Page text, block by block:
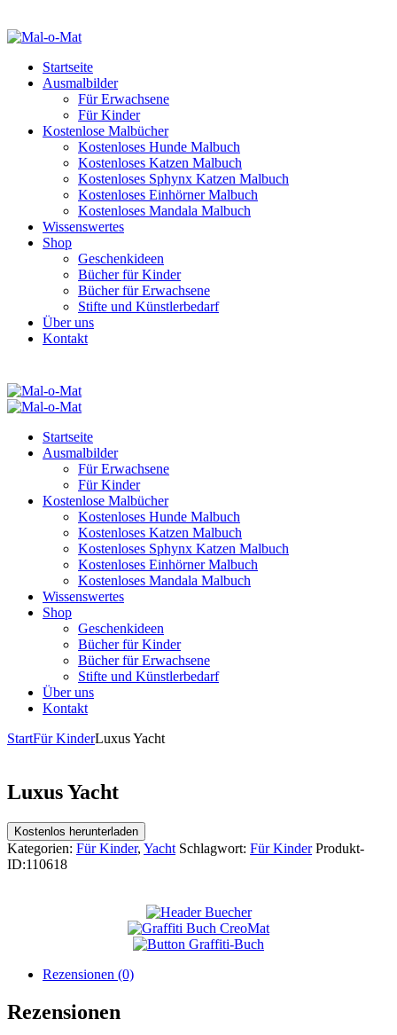
Startseite
Ausmalbilder
Für Erwachsene
Für Kinder
Kostenlose Malbücher
Kostenloses Hunde Malbuch
Kostenloses Katzen Malbuch
Kostenloses Sphynx Katzen Malbuch
Kostenloses Einhörner Malbuch
Kostenloses Mandala Malbuch
Wissenswertes
Shop
Geschenkideen
Bücher für Kinder
Bücher für Erwachsene
Stifte und Künstlerbedarf
Über uns
Kontakt
Startseite
Ausmalbilder
Für Erwachsene
Für Kinder
Kostenlose Malbücher
Kostenloses Hunde Malbuch
Kostenloses Katzen Malbuch
Kostenloses Sphynx Katzen Malbuch
Kostenloses Einhörner Malbuch
Kostenloses Mandala Malbuch
Wissenswertes
Shop
Geschenkideen
Bücher für Kinder
Bücher für Erwachsene
Stifte und Künstlerbedarf
Über uns
Kontakt
StartFür KinderLuxus Yacht
Luxus Yacht
Kostenlos herunterladen
Kategorien: Für Kinder, Yacht Schlagwort: Für Kinder Produkt-
ID:110618
Rezensionen (0)
Rezensionen